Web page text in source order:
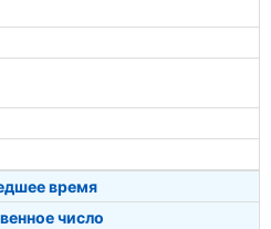
время
число